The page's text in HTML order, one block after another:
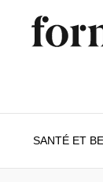
SANTÉ ET